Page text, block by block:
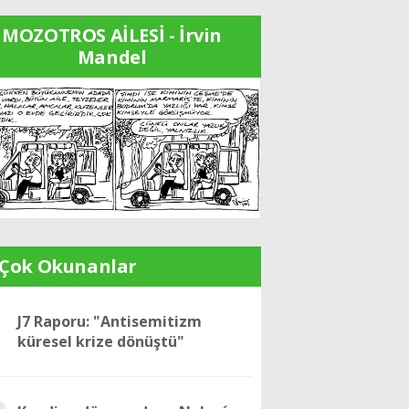
MOZOTROS AİLESİ - İrvin
Mandel
Okunanlar
J7 Raporu: "Antisemitizm
küresel krize dönüştü"